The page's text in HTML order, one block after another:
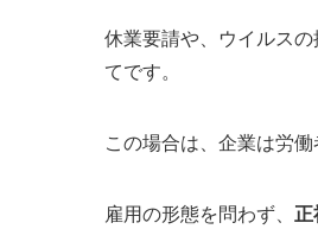
休業要請や、ウイルス
てです。
この場合は、 企業は労
雇用の形態を問わず、 正